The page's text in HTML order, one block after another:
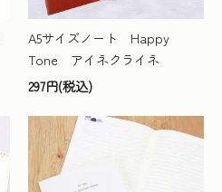
A5サイズノート Happy
Tone アイネクライネ
297円(税込)